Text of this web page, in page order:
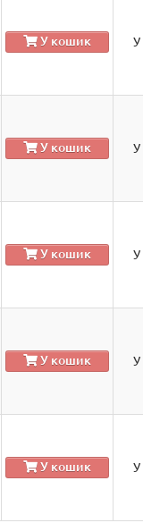
У кошик У
У кошик У
У кошик У
У кошик У
У кошик У